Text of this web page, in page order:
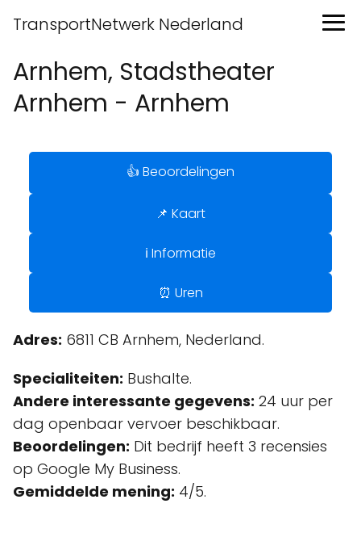
TransportNetwerk Nederland
Arnhem, Stadstheater
Arnhem - Arnhem
👍 Beoordelingen
📌 Kaart
ℹ️ Informatie
⏰ Uren
Adres: 6811 CB Arnhem, Nederland.
Specialiteiten: Bushalte.
Andere interessante gegevens: 24 uur per
dag openbaar vervoer beschikbaar.
Beoordelingen: Dit bedrijf heeft 3 recensies
op Google My Business.
Gemiddelde mening: 4/5.